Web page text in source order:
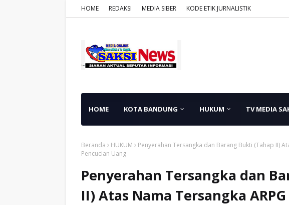
HOME REDAKSI MEDIA SIBER KODE ETIK JURNALISTIK
HOME KOTA BANDUNG HUKUM TV MEDIA
Beranda HUKUM
Penyerahan Tersangka dan Barang Bukti (Tahap II)
Pencucian Uang
Penyerahan Tersangka dan
II) Atas Nama Tersangka